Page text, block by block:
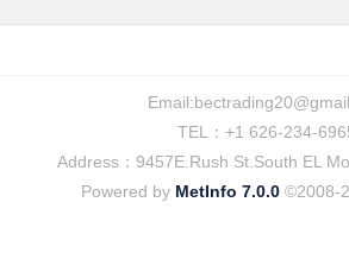
Email:
TEL：+1 626-234-
Address：9457E.Rush St.South EL
Powered by MetInfo 7.0.0 ©2008-